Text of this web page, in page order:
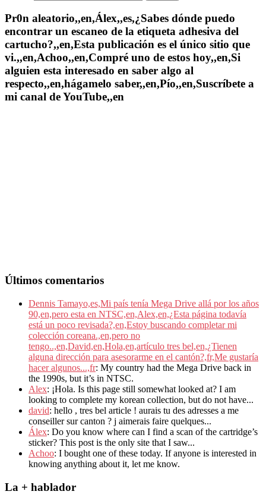
Pr0n aleatorio,,en,Álex,,es,¿Sabes dónde puedo
encontrar un escaneo de la etiqueta adhesiva del
cartucho?,,en,Esta publicación es el único sitio que
vi.,,en,Achoo,,en,Compré uno de estos hoy,,en,Si
alguien esta interesado en saber algo al
respecto,,en,hágamelo saber,,en,Pío,,en,Suscríbete a
mi canal de YouTube,,en
Últimos comentarios
Dennis Tamayo,es,Mi país tenía Mega Drive allá por los años
90,en,pero esta en NTSC,en,Alex,en,¿Esta página todavía
está un poco revisada?,en,Estoy buscando completar mi
colección coreana.,en,pero no
tengo..,en,David,en,Hola,en,artículo tres bel,en,¿Tienen
alguna dirección para asesorarme en el cantón?,fr,Me gustaría
hacer algunos...,fr: My country had the Mega Drive back in
the 1990s, but it’s in NTSC.
Alex: ¡Hola. Is this page still somewhat looked at? I am
looking to complete my korean collection, but do not have...
david: hello , tres bel article ! aurais tu des adresses a me
conseiller sur canton ? j aimerais faire quelques...
Álex: Do you know where can I find a scan of the cartridge’s
sticker? This post is the only site that I saw...
Achoo: I bought one of these today. If anyone is interested in
knowing anything about it, let me know.
La + hablador